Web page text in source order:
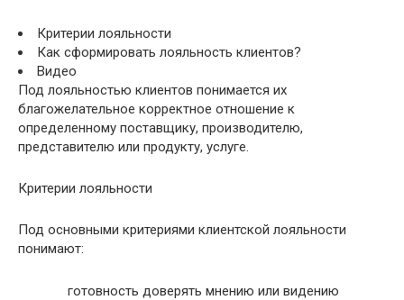
Критерии лояльности
Как сформировать лояльность клиентов?
Видео
Под лояльностью клиентов понимается их
благожелательное корректное отношение к
определенному поставщику, производителю,
представителю или продукту, услуге.
Критерии лояльности
Под основными критериями клиентской лояльности
понимают:
готовность доверять мнению или видению